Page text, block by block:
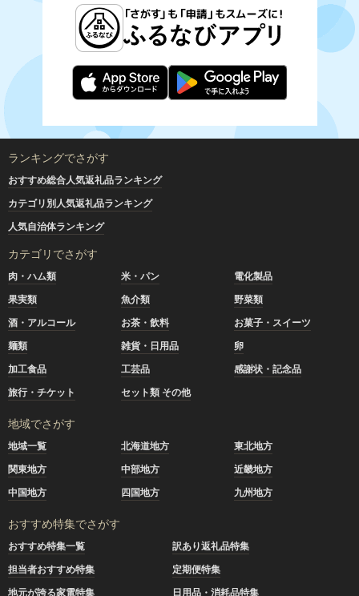
ランキングでさがす
おすすめ総合人気返礼品ランキング
カテゴリ別人気返礼品ランキング
人気自治体ランキング
カテゴリでさがす
肉・ハム類 米・パン
電化製品
果実類
魚介類
野菜類
酒・アルコール
お茶・飲料
お菓子・スイーツ
麺類
雑貨・日用品
卵
加工食品
工芸品
感謝状・記念品
旅行・チケット
セット類 その他
地域でさがす
地域一覧 北海道地方
東北地方
関東地方
中部地方
近畿地方
中国地方
四国地方 九州地方
おすすめ特集でさがす
おすすめ特集一覧
訳あり返礼品特集
担当者おすすめ特集
定期便特集
地元が誇る家電特集
日用品・消耗品特集